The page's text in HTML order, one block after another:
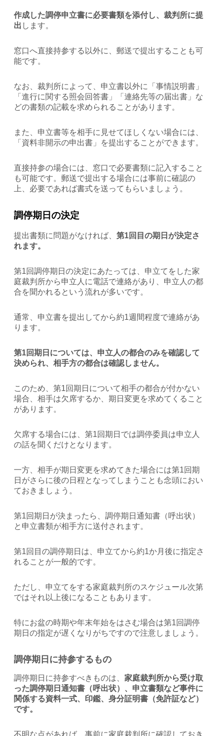
作成した調停申立書に必要書類を添付し、裁判所に提
出 します。
窓口へ直接持参する以外に、郵送で提出することも可
能です。
なお、裁判所によって、申立書以外に「事情説明書」
「進行に関する照会回答書」「連絡先等の届出書」な
どの書類の記載を求められることがあります。
また、申立書等を相手に見せてほしくない場合には、
「資料非開示の申出書」を提出することができます。
直接持参の場合には、窓口で必要書類に記入すること
も可能です。郵送で提出する場合には事前に確認の
上、必要であれば書式を送ってもらいましょう。
調停期日の決定
提出書類に問題がなければ、 第1回目の期日が決定さ
れます。
第1回調停期日の決定にあたっては、申立てをした家
庭裁判所から申立人に電話で連絡があり、申立人の都
合を聞かれるという流れが多いです。
通常、申立書を提出してから約1週間程度で連絡があ
ります。
第1回期日については、申立人の都合のみを確認して
決められ、相手方の都合は確認しません。
このため、第1回期日について相手の都合が付かない
場合、相手は欠席するか、期日変更を求めてくること
があります。
欠席する場合には、第1回期日では調停委員は申立人
の話を聞くだけとなります。
一方、相手が期日変更を求めてきた場合には第1回期
日がさらに後の日程となってしまうことも念頭におい
ておきましょう。
第1回期日が決まったら、調停期日通知書（呼出状）
と申立書類が相手方に送付されます。
第1回目の調停期日は、申立てから約1か月後に指定さ
れることが一般的です。
ただし、申立てをする家庭裁判所のスケジュール次第
ではそれ以上後になることもあります。
特にお盆の時期や年末年始をはさむ場合は第1回調停
期日の指定が遅くなりがちですので注意しましょう。
調停期日に持参するもの
調停期日に持参すべきものは、 家庭裁判所から受け取
った調停期日通知書（呼出状）、申立書類など事件に
関係する資料一式、印鑑、身分証明書（免許証など）
です。